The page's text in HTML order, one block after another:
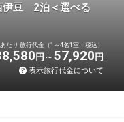
伊豆 2泊＜選べる
たり 旅行代金（1～4名1室・税込）
円 57,920 円
表示旅行代金について